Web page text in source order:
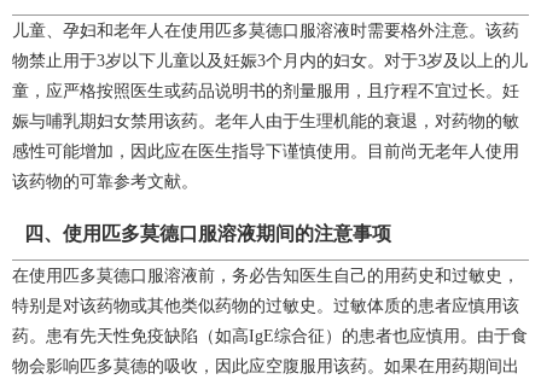
儿童、孕妇和老年人在使用匹多莫德口服溶液时需要格外注意。该药
物禁止用于3岁以下儿童以及妊娠3个月内的妇女。对于3岁及以上的儿
童，应严格按照医生或药品说明书的剂量服用，且疗程不宜过长。妊
娠与哺乳期妇女禁用该药。老年人由于生理机能的衰退，对药物的敏
感性可能增加，因此应在医生指导下谨慎使用。目前尚无老年人使用
该药物的可靠参考文献。
四、使用匹多莫德口服溶液期间的注意事项
在使用匹多莫德口服溶液前，务必告知医生自己的用药史和过敏史，
特别是对该药物或其他类似药物的过敏史。过敏体质的患者应慎用该
药。患有先天性免疫缺陷（如高IgE综合征）的患者也应慎用。由于食
物会影响匹多莫德的吸收，因此应空腹服用该药。如果在用药期间出